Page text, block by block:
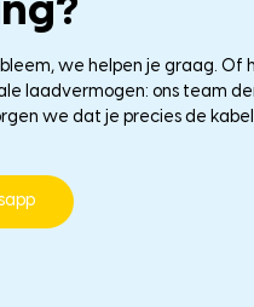
we helpen je graag. Of
laadvermogen: ons team
we dat je precies de kabel